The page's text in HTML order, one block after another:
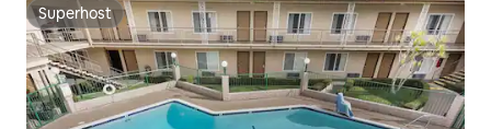
Superhost
Superhost